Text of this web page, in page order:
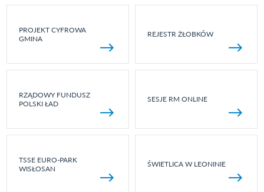
PROJEKT CYFROWA
GMINA
REJESTR ŻŁOBKÓW
RZĄDOWY FUNDUSZ
POLSKI ŁAD
SESJE RM ONLINE
TSSE EURO-PARK
WISŁOSAN
ŚWIETLICA W LEONINIE